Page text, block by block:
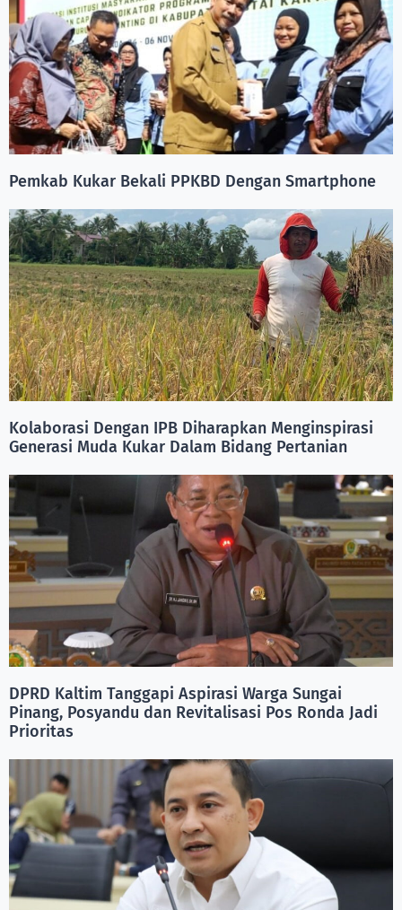
Pemkab Kukar Bekali PPKBD Dengan Smartphone
Kolaborasi Dengan IPB Diharapkan Menginspirasi
Generasi Muda Kukar Dalam Bidang Pertanian
DPRD Kaltim Tanggapi Aspirasi Warga Sungai
Pinang, Posyandu dan Revitalisasi Pos Ronda Jadi
Prioritas